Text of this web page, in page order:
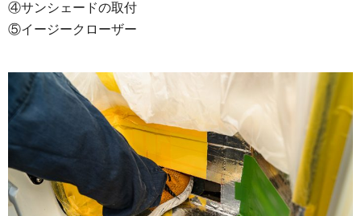
④サンシェードの取付
⑤イージークローザー